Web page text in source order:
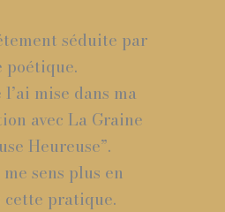
séduite par
poétique.
mise dans ma
avec La Graine
Heureuse”.
sens plus en
cette pratique.